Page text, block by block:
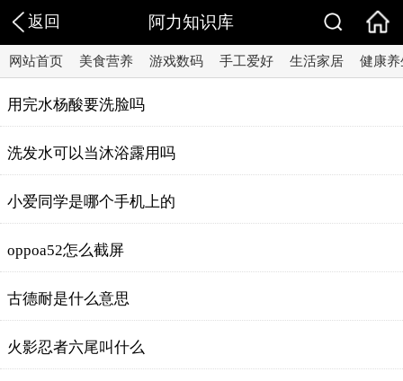
返回 阿力知识库
网站首页 美食营养 游戏数码 手工爱好 生活家居 健康养
用完水杨酸要洗脸吗
洗发水可以当沐浴露用吗
小爱同学是哪个手机上的
oppoa52怎么截屏
古德耐是什么意思
火影忍者六尾叫什么